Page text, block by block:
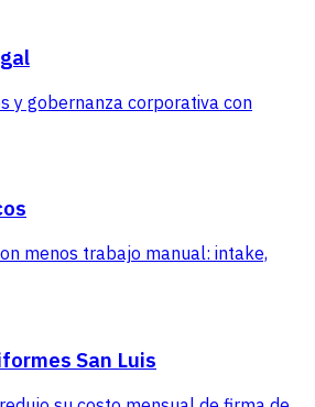
y gobernanza corporativa con
menos trabajo manual: intake,
San Luis